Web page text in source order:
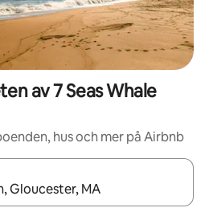
av 7 Seas Whale
hus och mer på Airbnb
kan du navigera med upp- och